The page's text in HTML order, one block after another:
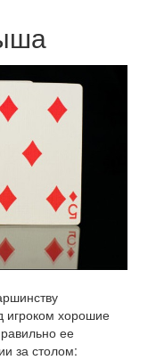
игроком хорошие
ее
за столом: